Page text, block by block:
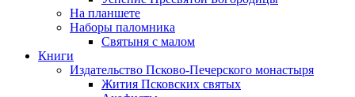
На планшете
Наборы паломника
Святыня с малом
Книги
Издательство Псково-Печерского монастыря
Жития Псковских святых